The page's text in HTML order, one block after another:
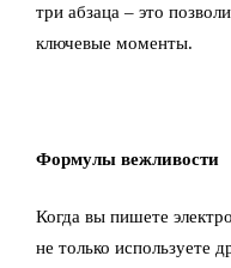
три абзаца – это
ключевые моменты.
Формулы вежливости
Когда вы пишете
не только используете